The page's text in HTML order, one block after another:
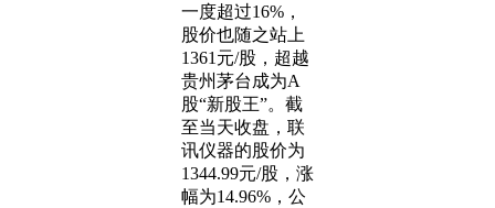
一度超过16%，
股价也随之站上
1361元/股，超越
贵州茅台成为A
股“新股王”。截
至当天收盘，联
讯仪器的股价为
1344.99元/股，涨
幅为14.96%，公